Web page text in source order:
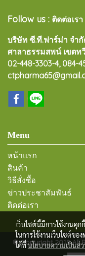
Follow us : ติดต่อเรา
บริษัท ซี.ที.ฟาร์ม่า จำ
ศาลาธรรมสพน์ เขตท
02-448-3303-4, 084-
Menu
หน้าแรก
สินค้า
วิธีสั่งซื้อ
ข่าวประชาสัมพันธ์
ติดต่อเรา
© Copyright 2019 All
เว็บไซต์นี้มีการใช้งานคุ
ในการใช้งานเว็บไซต์ขอ
ได้ที่นโยบายความเป็นส่